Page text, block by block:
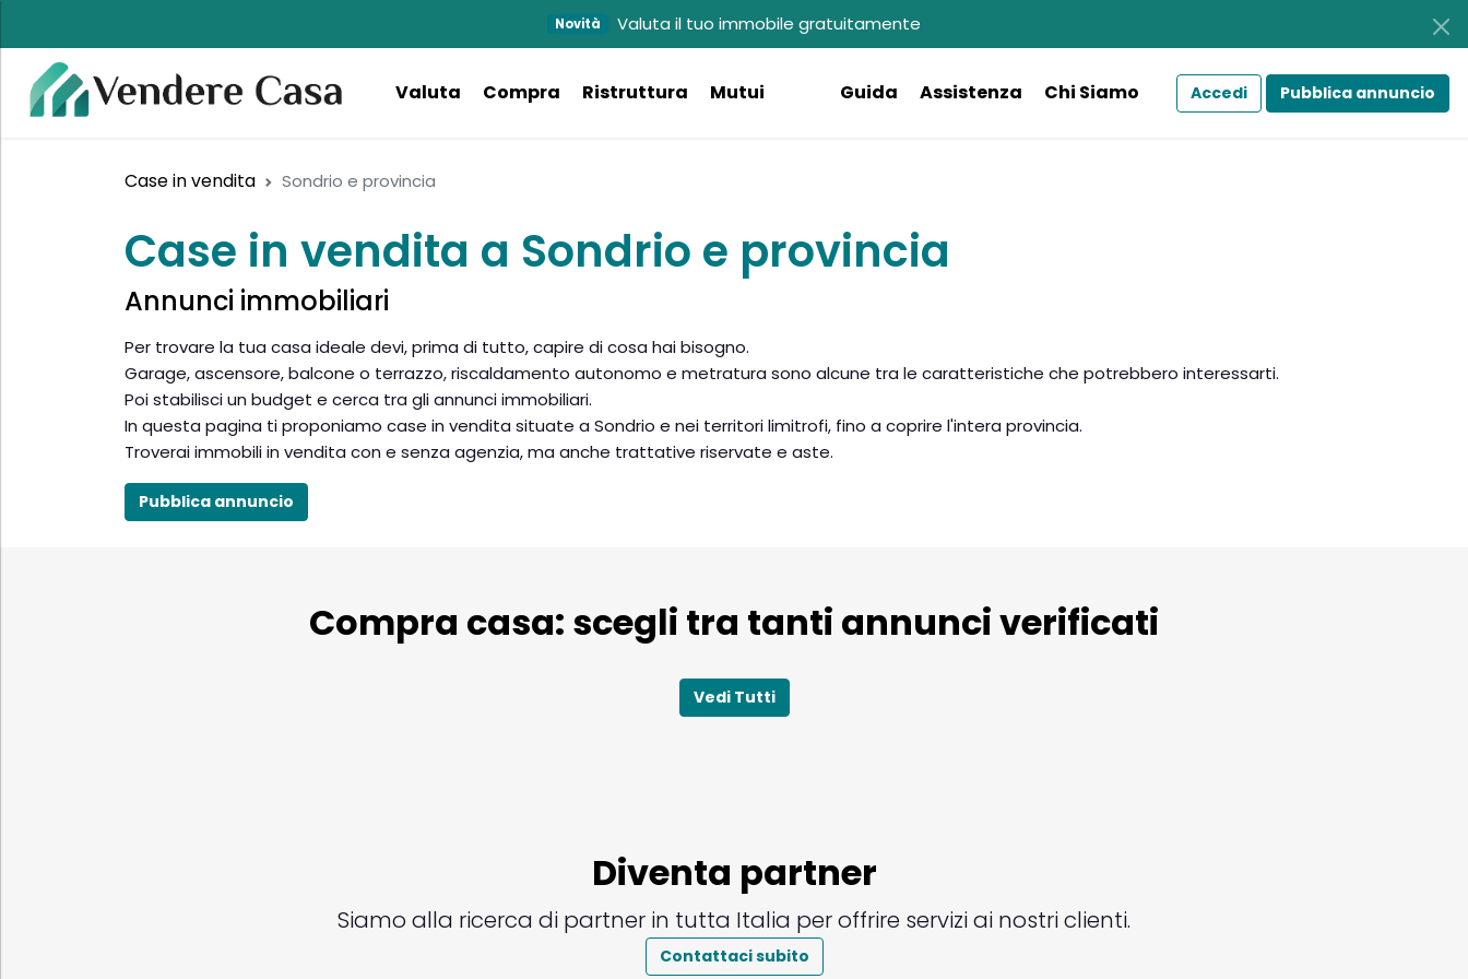
Novità Valuta il tuo immobile gratuitamente
Valuta Compra Ristruttura Mutui Guida Assistenza Chi Siamo Accedi Pubblica annuncio
Case in vendita Sondrio e provincia
Case in vendita a Sondrio e provincia
Annunci immobiliari
Per trovare la tua casa ideale devi, prima di tutto, capire di cosa hai bisogno.
Garage, ascensore, balcone o terrazzo, riscaldamento autonomo e metratura sono alcune tra le caratteristiche che potrebbero interessarti.
Poi stabilisci un budget e cerca tra gli annunci immobiliari.
In questa pagina ti proponiamo case in vendita situate a Sondrio e nei territori limitrofi, fino a coprire l'intera provincia.
Troverai immobili in vendita con e senza agenzia, ma anche trattative riservate e aste.
Pubblica annuncio
Compra casa: scegli tra tanti annunci verificati
Vedi Tutti
Diventa partner
Siamo alla ricerca di partner in tutta Italia per offrire servizi ai nostri clienti.
Contattaci subito